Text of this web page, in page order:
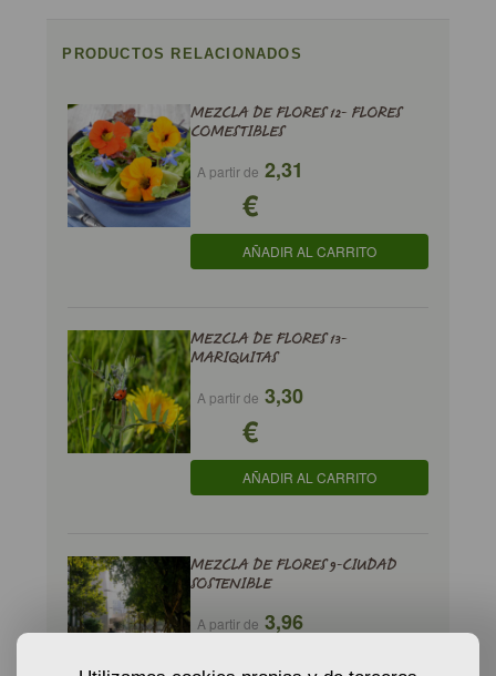
PRODUCTOS RELACIONADOS
MEZCLA DE FLORES 12- FLORES
COMESTIBLES
A partir de 2,31
€
AÑADIR AL CARRITO
MEZCLA DE FLORES 13-
MARIQUITAS
A partir de 3,30
€
AÑADIR AL CARRITO
MEZCLA DE FLORES 9-CIUDAD
SOSTENIBLE
A partir de 3,96